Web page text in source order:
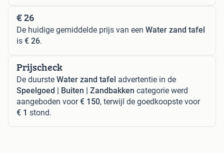
€ 26
De huidige gemiddelde prijs van een Water zand tafel
is € 26.
Prijscheck
De duurste Water zand tafel advertentie in de
Speelgoed | Buiten | Zandbakken categorie werd
aangeboden voor€ 150, terwijl de goedkoopste voor
€ 1 stond.